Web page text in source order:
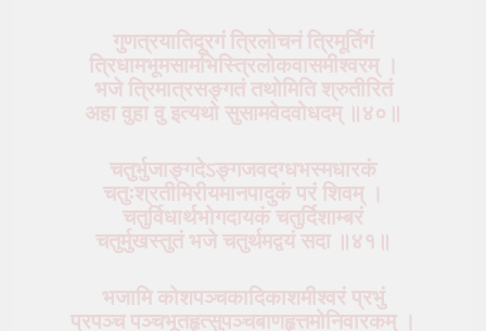
गुणत्रयातिदूरगं त्रिलोचनं त्रिमूर्तिगं
त्रिधामभूमसामभिस्त्रिलोकवासमीश्वरम् ।
भजे त्रिमात्रसङ्गतं तथोमिति श्रुतीरितं
अहा वुहा वु इत्यथो सुसामवेदवोधदम् ॥४०॥
चतुर्भुजाङ्गदेऽङ्गजवदग्धभस्मधारकं
चतुःश्रतीमिरीयमानपादुकं परं शिवम् ।
चतुर्विधार्थभोगदायकं चतुर्दिशाम्बरं
चतुर्मुखस्तुतं भजे चतुर्थमद्वयं सदा ॥४१॥
भजामि कोशपञ्चकादिकाशमीश्वरं प्रभुं
प्रपञ्च पञ्चभूतहृत्सुपञ्चबाणहृत्तमोनिवारकम् ।